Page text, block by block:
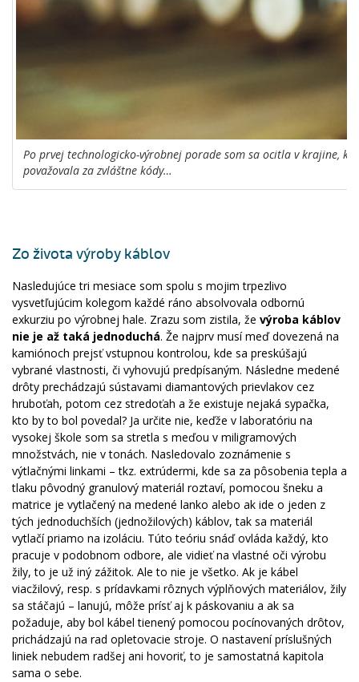
Po prvej technologicko-výrobnej porade som sa ocitla v krajine,
považovala za zvláštne kódy…
Zo života výroby káblov
Nasledujúce tri mesiace som spolu s mojim trpezlivo
vysvetľujúcim kolegom každé ráno absolvovala odbornú
exkurziu po výrobnej hale. Zrazu som zistila, že výroba káblov
nie je až taká jednoduchá. Že najprv musí meď dovezená na
kamiónoch prejsťvstupnou kontrolou, kde sa preskúšajú
vybrané vlastnosti, či vyhovujú predpísaným. Následne medené
drôty prechádzajú sústavami diamantových prievlakov cez
hruboťah, potom cez stredoťah a že existuje nejaká sypačka,
kto by to bol povedal? Ja určite nie, keďže v laboratóriu na
vysokej škole som sa stretla s meďou v miligramových
množstvách, nie v tonách. Nasledovalo zoznámenie s
výtlačnými linkami – tkz. extrúdermi, kde sa za pôsobenia tepla a
tlaku pôvodný granulový materiál roztaví, pomocou šneku a
matrice je vytlačený na medené lanko alebo ak ide o jeden z
tých jednoduchších (jednožilových) káblov, tak sa materiál
vytlačí priamo na izoláciu. Túto teóriu snáď ovláda každý, kto
pracuje v podobnom odbore, ale vidieť na vlastné oči výrobu
žily, to je už iný zážitok. Ale to nie je všetko. Ak je kábel
viacžilový, resp. s prídavkami rôznych výplňových materiálov, žily
sa stáčajú – lanujú, môže prísť aj k páskovaniu a ak sa
požaduje, aby bol kábel tienený pomocou pocínovaných drôtov,
prichádzajú na rad opletovacie stroje. O nastavení príslušných
liniek nebudem radšej ani hovoriť, to je samostatná kapitola
sama o sebe.